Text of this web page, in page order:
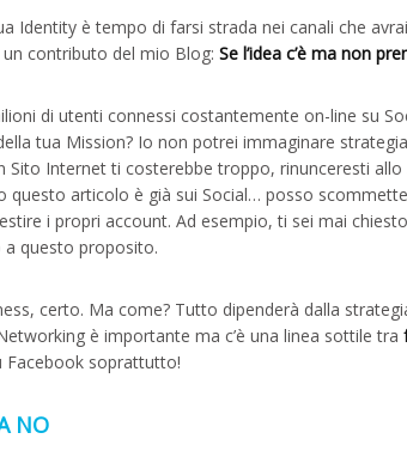
Identity è tempo di farsi strada nei canali che
contributo del mio Blog: Se l’idea c’è ma non
di utenti connessi costantemente on-line su
tua Mission? Io non potrei immaginare
Sito Internet ti costerebbe troppo, rinunceresti
questo articolo è già sui Social… posso
i propri account. Ad esempio, ti sei mai chiesto
questo proposito.
certo. Ma come? Tutto dipenderà dalla
è importante ma c’è una linea sottile tra
Facebook soprattutto!
NO